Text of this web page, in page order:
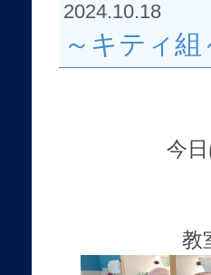
2024.10.18
～キティ組
今
教